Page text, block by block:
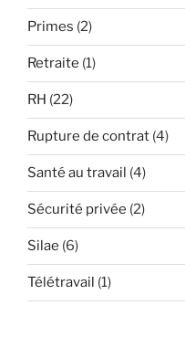
Primes (2)
Retraite (1)
RH (22)
Rupture de contrat (4)
Santé au travail (4)
Sécurité privée (2)
Silae (6)
Télétravail (1)